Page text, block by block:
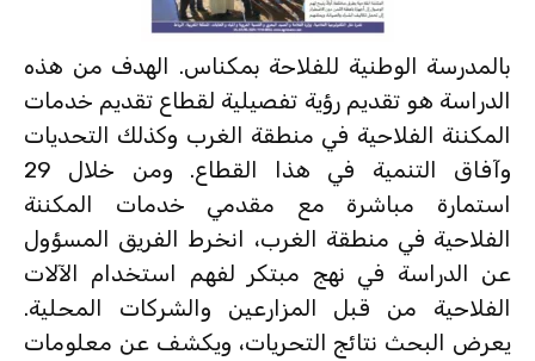
بالمدرسة الوطنية للفلاحة بمكناس. الهدف من هذه
الدراسة هو تقديم رؤية تفصيلية لقطاع تقديم خدمات
المكننة الفلاحية في منطقة الغرب وكذلك التحديات
وآفاق التنمية في هذا القطاع. ومن خلال 29
استمارة مباشرة مع مقدمي خدمات المكننة
الفلاحية في منطقة الغرب، انخرط الفريق المسؤول
عن الدراسة في نهج مبتكر لفهم استخدام الآلات
الفلاحية من قبل المزارعين والشركات المحلية.
يعرض البحث نتائج التحريات، ويكشف عن معلومات